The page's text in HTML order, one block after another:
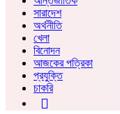
সারাদেশ
অর্থনীতি
খেলা
বিনোদন
আজকের পত্রিকা
প্রযুক্তি
চাকরি